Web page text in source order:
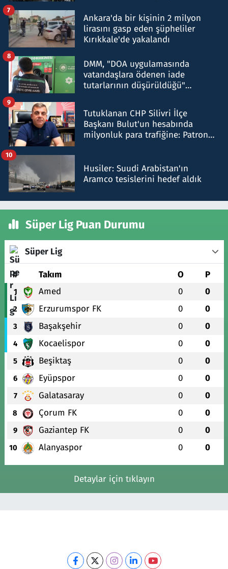
Ankara'da bir kişinin 2 milyon
lirasını gasp eden şüpheliler
Kırıkkale'de yakalandı
7
DMM, "DOA uygulamasında
vatandaşlara ödenen iade
tutarlarının düşürüldüğü"
8
Tutuklanan CHP Silivri İlçe
Başkanı Bulut'un hesabında
milyonluk para trafiğine: Patron
9
Husiler: Suudi Arabistan'ın
Aramco tesislerini hedef aldık
10
Süper Lig Puan Durumu
Süper Lig
# Takım O P
1 Amed 0 0
2 Erzurumspor FK 0 0
3 Başakşehir 0 0
4 Kocaelispor 0 0
5 Beşiktaş 0 0
6 Eyüpspor 0 0
7 Galatasaray 0 0
8 Çorum FK 0 0
9 Gaziantep FK 0 0
10 Alanyaspor 0 0
Detaylar için tıklayın